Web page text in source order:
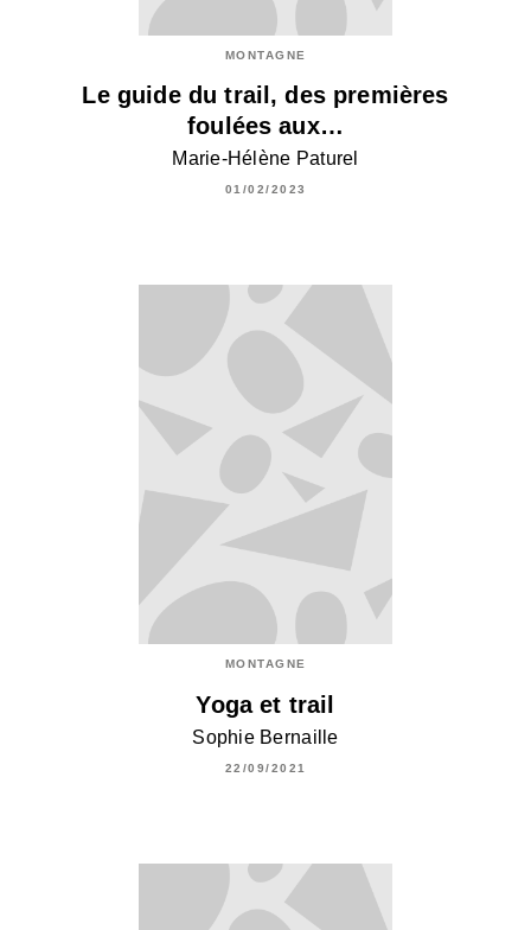
MONTAGNE
Le guide du trail, des premières
foulées aux…
Marie-Hélène Paturel
01/02/2023
MONTAGNE
Yoga et trail
Sophie Bernaille
22/09/2021